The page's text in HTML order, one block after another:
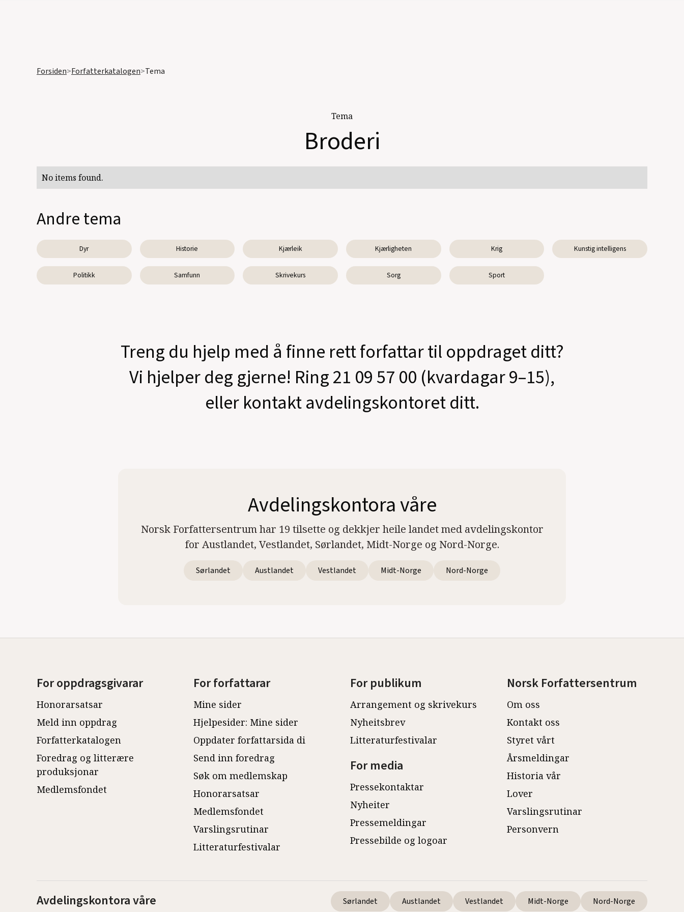
Forsiden>Forfatterkatalogen>Tema
Tema
Broderi
No items found.
Andre tema
Dyr Historie Kjærleik Kjærligheten Krig Kunstig intelligens
Politikk Samfunn Skrivekurs Sorg Sport
Treng du hjelp med å finne rett forfattar til oppdraget ditt?
Vi hjelper deg gjerne! Ring 21 09 57 00 (kvardagar 9–15),
eller kontakt avdelingskontoret ditt.
Avdelingskontora våre
Norsk Forfattersentrum har 19 tilsette og dekkjer heile landet med avdelingskontor
for Austlandet, Vestlandet, Sørlandet, Midt-Norge og Nord-Norge.
Sørlandet Austlandet Vestlandet Midt-Norge Nord-Norge
For oppdragsgivarar
Honorarsatsar
Meld inn oppdrag
Forfatterkatalogen
Foredrag og litterære
produksjonar
Medlemsfondet
For forfattarar
Mine sider
Hjelpesider: Mine sider
Oppdater forfattarsida di
Send inn foredrag
Søk om medlemskap
Honorarsatsar
Medlemsfondet
Varslingsrutinar
Litteraturfestivalar
For publikum
Arrangement og skrivekurs
Nyheitsbrev
Litteraturfestivalar
For media
Pressekontaktar
Nyheiter
Pressemeldingar
Pressebilde og logoar
Norsk Forfattersentrum
Om oss
Kontakt oss
Styret vårt
Årsmeldingar
Historia vår
Lover
Varslingsrutinar
Personvern
Avdelingskontora våre Sørlandet Austlandet Vestlandet Midt-Norge Nord-Norge